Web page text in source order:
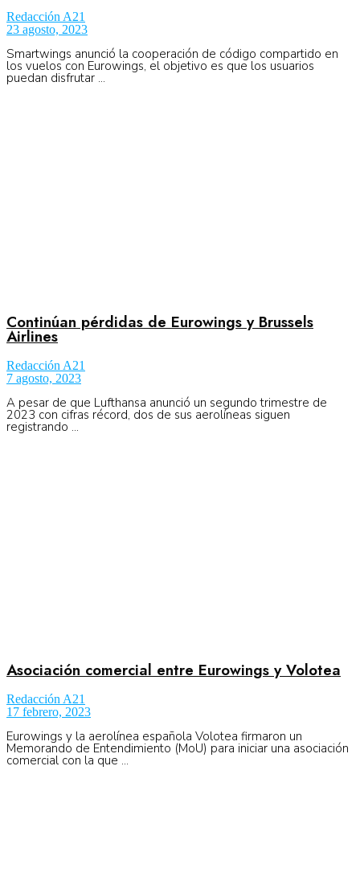
Redacción A21
23 agosto, 2023
Smartwings anunció la cooperación de código compartido en
los vuelos con Eurowings, el objetivo es que los usuarios
puedan disfrutar ...
Continúan pérdidas de Eurowings y Brussels
Airlines
Redacción A21
7 agosto, 2023
A pesar de que Lufthansa anunció un segundo trimestre de
2023 con cifras récord, dos de sus aerolíneas siguen
registrando ...
Asociación comercial entre Eurowings y Volotea
Redacción A21
17 febrero, 2023
Eurowings y la aerolínea española Volotea firmaron un
Memorando de Entendimiento (MoU) para iniciar una asociación
comercial con la que ...